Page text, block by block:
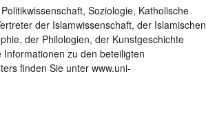
Soziologie, Katholische
der Islamwissenschaft, der Islamischen
der Philologien, der Kunstgeschichte
zu den beteiligten
finden Sie unter www.uni-